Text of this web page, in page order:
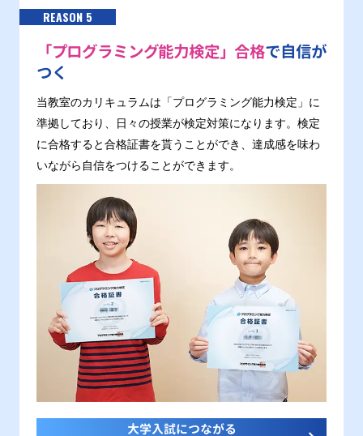
REASON 5
「プログラミング能力検定」合格で自信が
つく
当教室のカリキュラムは「プログラミング能力検定」に
準拠しており、日々の授業が検定対策になります。検定
に合格すると合格証書を貰うことができ、達成感を味わ
いながら自信をつけることができます。
大学入試につながる